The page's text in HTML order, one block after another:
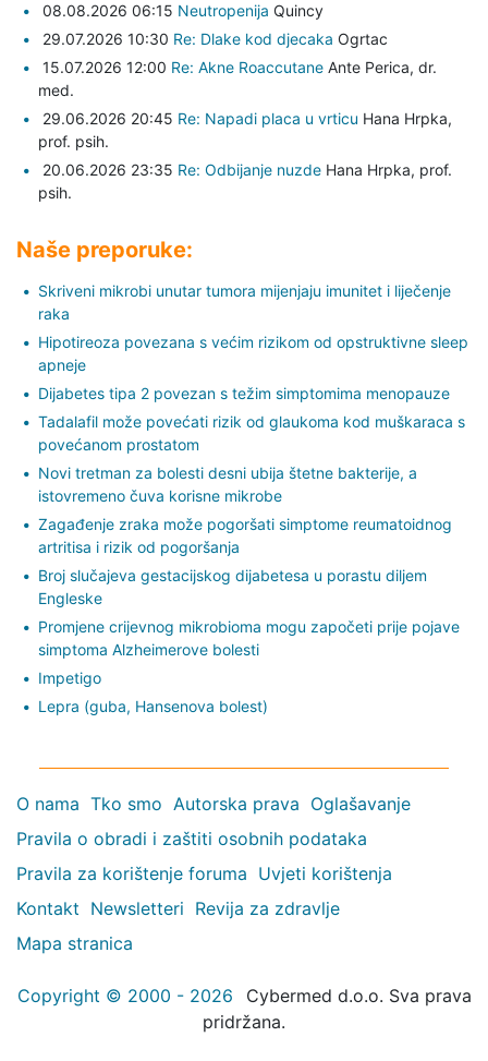
08.08.2026 06:15 Neutropenija Quincy
29.07.2026 10:30 Re: Dlake kod djecaka Ogrtac
15.07.2026 12:00 Re: Akne Roaccutane Ante Perica, dr.
med.
29.06.2026 20:45 Re: Napadi placa u vrticu Hana Hrpka,
prof. psih.
20.06.2026 23:35 Re: Odbijanje nuzde Hana Hrpka, prof.
psih.
Naše preporuke:
Skriveni mikrobi unutar tumora mijenjaju imunitet i liječenje
raka
Hipotireoza povezana s većim rizikom od opstruktivne sleep
apneje
Dijabetes tipa 2 povezan s težim simptomima menopauze
Tadalafil može povećati rizik od glaukoma kod muškaraca s
povećanom prostatom
Novi tretman za bolesti desni ubija štetne bakterije, a
istovremeno čuva korisne mikrobe
Zagađenje zraka može pogoršati simptome reumatoidnog
artritisa i rizik od pogoršanja
Broj slučajeva gestacijskog dijabetesa u porastu diljem
Engleske
Promjene crijevnog mikrobioma mogu započeti prije pojave
simptoma Alzheimerove bolesti
Impetigo
Lepra (guba, Hansenova bolest)
O nama Tko smo Autorska prava Oglašavanje
Pravila o obradi i zaštiti osobnih podataka
Pravila za korištenje foruma Uvjeti korištenja
Kontakt Newsletteri Revija za zdravlje
Mapa stranica
Copyright © 2000 - 2026
Cybermed d.o.o. Sva prava
pridržana.